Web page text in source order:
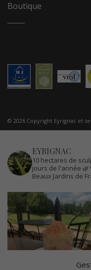
Boutique
© 2026 Copyright Eyrignac et
EYRIGNAC
10 hectares de
jours de l'année
Beaux Jardins de